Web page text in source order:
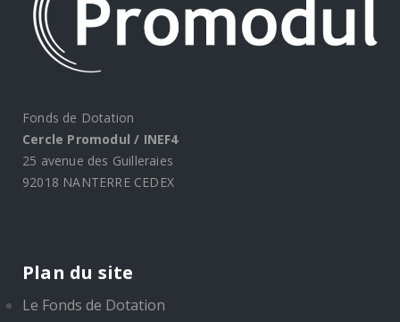
Fonds de Dotation
Cercle Promodul / INEF4
25 avenue des Guilleraies
92018 NANTERRE CEDEX
Plan du site
Le Fonds de Dotation